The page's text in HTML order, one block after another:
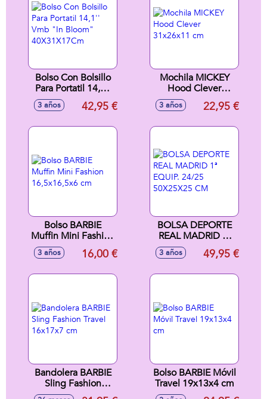
Bolso Con Bolsillo
Para Portatil 14,1''
Vmb "In Bloom"
40X31X17Cm
3 años 42,95 €
Mochila MICKEY
Hood Clever
31x26x11 cm
3 años 22,95 €
Bolso BARBIE
Muffin Mini Fashion
16,5x16,5x6 cm
3 años 16,00 €
BOLSA DEPORTE
REAL MADRID 1ª
EQUIP. 24/25
50X25X25 CM
3 años 49,95 €
Bandolera BARBIE
Sling Fashion
Travel 16x17x7 cm
Bolso BARBIE Móvil
Travel 19x13x4 cm